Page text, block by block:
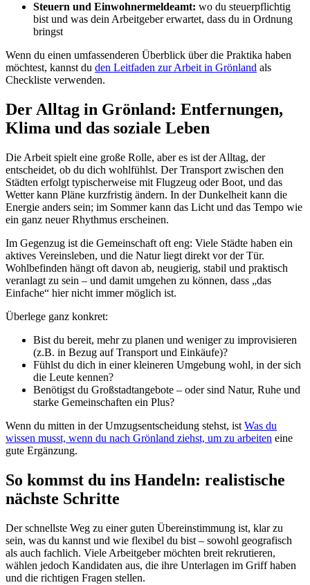
Steuern und Einwohnermeldeamt: wo du steuerpflichtig
bist und was dein Arbeitgeber erwartet, dass du in Ordnung
bringst
Wenn du einen umfassenderen Überblick über die Praktika haben
möchtest, kannst du den Leitfaden zur Arbeit in Grönland als
Checkliste verwenden.
Der Alltag in Grönland: Entfernungen,
Klima und das soziale Leben
Die Arbeit spielt eine große Rolle, aber es ist der Alltag, der
entscheidet, ob du dich wohlfühlst. Der Transport zwischen den
Städten erfolgt typischerweise mit Flugzeug oder Boot, und das
Wetter kann Pläne kurzfristig ändern. In der Dunkelheit kann die
Energie anders sein; im Sommer kann das Licht und das Tempo wie
ein ganz neuer Rhythmus erscheinen.
Im Gegenzug ist die Gemeinschaft oft eng: Viele Städte haben ein
aktives Vereinsleben, und die Natur liegt direkt vor der Tür.
Wohlbefinden hängt oft davon ab, neugierig, stabil und praktisch
veranlagt zu sein – und damit umgehen zu können, dass „das
Einfache“ hier nicht immer möglich ist.
Überlege ganz konkret:
Bist du bereit, mehr zu planen und weniger zu improvisieren
(z.B. in Bezug auf Transport und Einkäufe)?
Fühlst du dich in einer kleineren Umgebung wohl, in der sich
die Leute kennen?
Benötigst du Großstadtangebote – oder sind Natur, Ruhe und
starke Gemeinschaften ein Plus?
Wenn du mitten in der Umzugsentscheidung stehst, ist Was du
wissen musst, wenn du nach Grönland ziehst, um zu arbeiten eine
gute Ergänzung.
So kommst du ins Handeln: realistische
nächste Schritte
Der schnellste Weg zu einer guten Übereinstimmung ist, klar zu
sein, was du kannst und wie flexibel du bist – sowohl geografisch
als auch fachlich. Viele Arbeitgeber möchten breit rekrutieren,
wählen jedoch Kandidaten aus, die ihre Unterlagen im Griff haben
und die richtigen Fragen stellen.